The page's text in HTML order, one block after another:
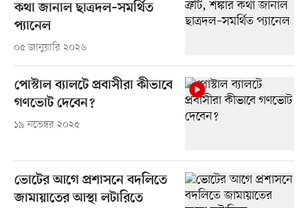
কথা জানাল ছাত্রদল–সমর্থিত
প্যানেল
০৫ জানুয়ারি ২০২৬
পোস্টাল ব্যালটে প্রবাসীরা কীভাবে
গণভোট দেবেন?
১৯ নভেম্বর ২০২৫
ভোটের আগে প্রশাসনে বদলিতে
জামায়াতের আস্থা লটারিতে